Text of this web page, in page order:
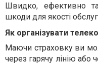
Швидко, ефективно
шкоди для якості
Як організувати
Маючи страховку ви
через гарячу лінію або